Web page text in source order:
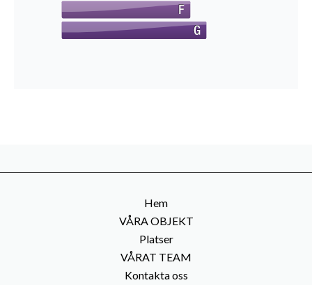
Hem
VÅRA OBJEKT
Platser
VÅRAT TEAM
Kontakta oss